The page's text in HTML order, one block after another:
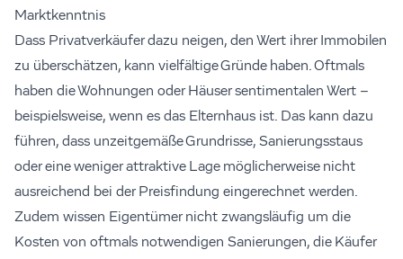
Marktkenntnis
Dass Privatverkäufer dazu neigen, den Wert ihrer Immobilen
zu überschätzen, kann vielfältige Gründe haben. Oftmals
haben die Wohnungen oder Häuser sentimentalen Wert –
beispielsweise, wenn es das Elternhaus ist. Das kann dazu
führen, dass unzeitgemäße Grundrisse, Sanierungsstaus
oder eine weniger attraktive Lage möglicherweise nicht
ausreichend bei der Preisfindung eingerechnet werden.
Zudem wissen Eigentümer nicht zwangsläufig um die
Kosten von oftmals notwendigen Sanierungen, die Käufer